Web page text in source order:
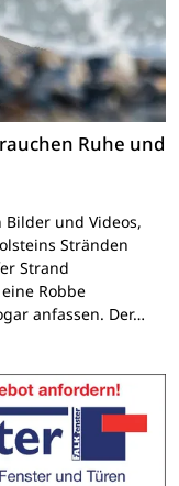
Ruhe und
und Videos,
Stränden
Strand
Robbe
anfassen. Der…